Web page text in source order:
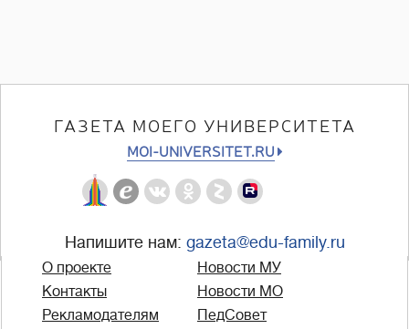
ГАЗЕТА МОЕГО УНИВЕРСИТЕТА
MOI-UNIVERSITET.RU
Напишите нам: gazeta@edu-family.ru
О проекте
Контакты
Рекламодателям
Новости МУ
Новости МО
ПедСовет